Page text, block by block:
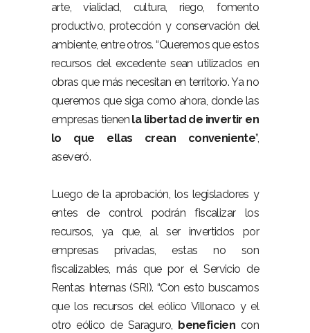
arte, vialidad, cultura, riego, fomento
productivo, protección y conservación del
ambiente, entre otros. “Queremos que estos
recursos del excedente sean utilizados en
obras que más necesitan en territorio. Ya no
queremos que siga como ahora, donde las
empresas tienen la libertad de invertir en
lo que ellas crean conveniente”,
aseveró.
Luego de la aprobación, los legisladores y
entes de control podrán fiscalizar los
recursos, ya que, al ser invertidos por
empresas privadas, estas no son
fiscalizables, más que por el Servicio de
Rentas Internas (SRI). “Con esto buscamos
que los recursos del eólico Villonaco y el
otro eólico de Saraguro, beneficien con